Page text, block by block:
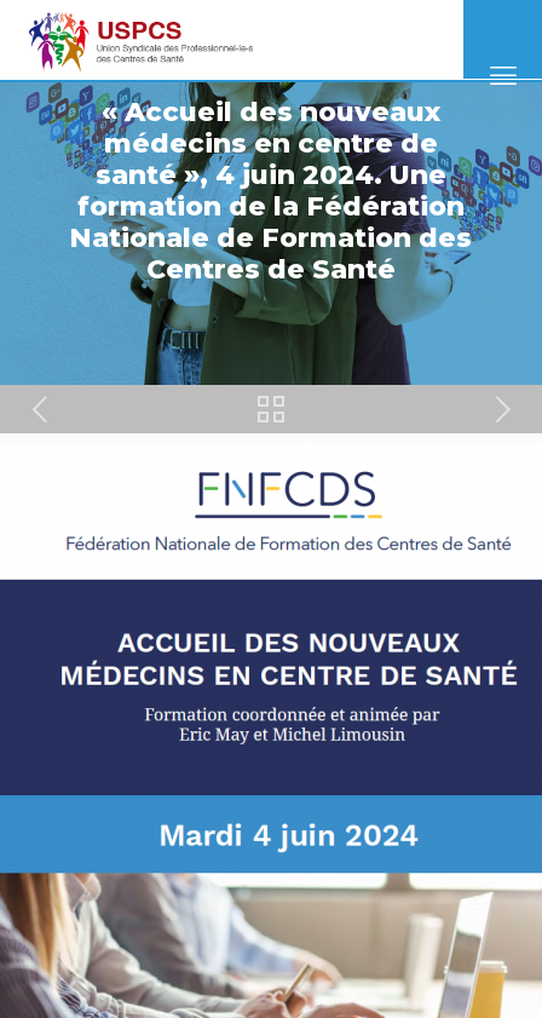
« Accueil des nouveaux
médecins en centre de
santé », 4 juin 2024. Une
formation de la Fédération
Nationale de Formation des
Centres de Santé